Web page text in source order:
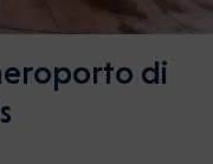
di